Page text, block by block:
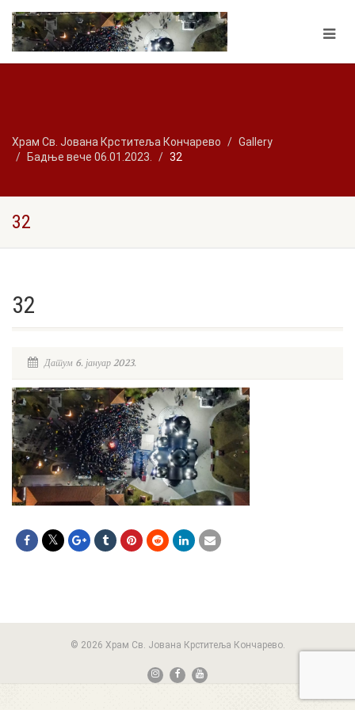
Храм Св. Јована Крститеља Кончарево
Gallery
Бадње вече 06.01.2023.
32
32
32
Датум 6. јануар 2023.
© 2026 Храм Св. Јована Крститеља Кончарево.